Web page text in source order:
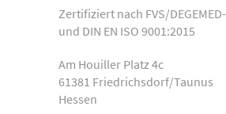
Zertifiziert nach FVS/
und DIN EN ISO 9001:2015
Am Houiller Platz 4c
61381 Friedrichsdorf/Taunus
Hessen